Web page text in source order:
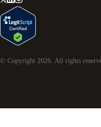
© Copyright 2026 . All rights